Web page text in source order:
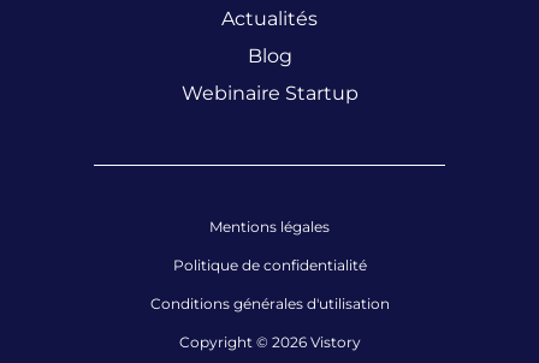
Actualités
Blog
Webinaire Startup
Mentions légales
Politique de confidentialité
Conditions générales d'utilisation
Copyright © 2026 Vistory